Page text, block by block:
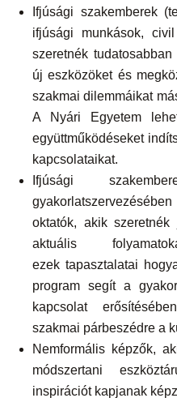
Ifjúsági szakemberek
ifjúsági munkások,
szeretnék
új eszközöket és
szakmai dilemmáikat
A Nyári Egyetem
együttműködéseket
kapcsolataikat.
Ifjúsági
oktatók, akik
aktuális
ezek tapasztalatai
program segít a
kapcsolat
szakmai párbeszédre a
Nemformális képzők,
módszertani
inspirációt kapjanak